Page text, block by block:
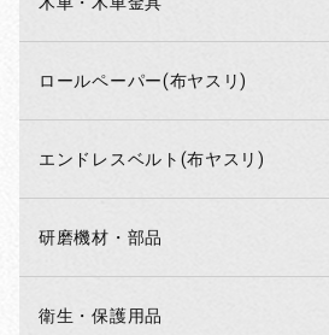
ロールペーパー(布ヤスリ)
エンドレスベルト(布ヤスリ)
研磨機材・部品
衛生・保護用品
お買い物を続ける